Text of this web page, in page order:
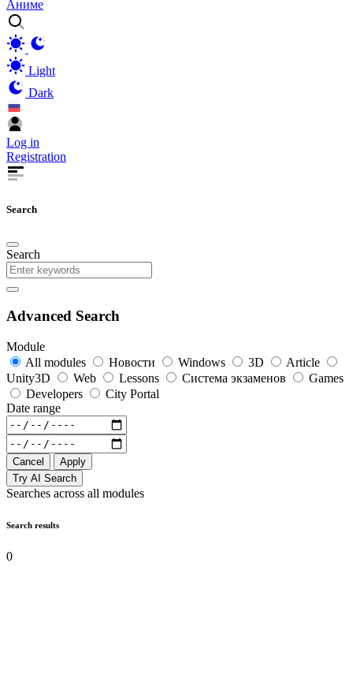
Аниме
Light
Dark
Log in
Registration
Search
Search
Advanced Search
Module
All modules
Новости Windows 3D
Article
Unity3D
Web Lessons Система экзаменов
Games
Developers
City Portal
Date range
Cancel
Apply
Try AI Search
Searches across all modules
Search results
0